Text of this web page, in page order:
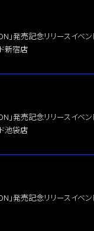
」発売記念リリースイベン
新宿店
」発売記念リリースイベン
池袋店
」発売記念リリースイベン